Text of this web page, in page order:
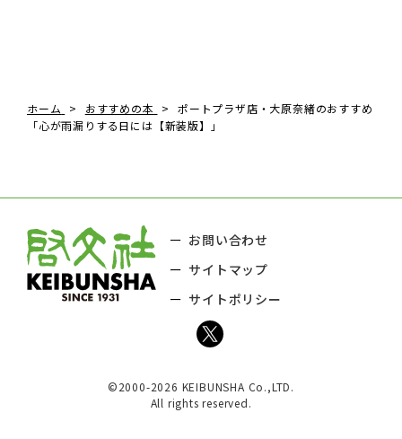
ホーム おすすめの本
ポートプラザ店・大原奈緒のおすすめ
「心が雨漏りする日には【新装版】」
お問い合わせ
サイトマップ
サイトポリシー
©2000-2026 KEIBUNSHA Co.,LTD.
All rights reserved.